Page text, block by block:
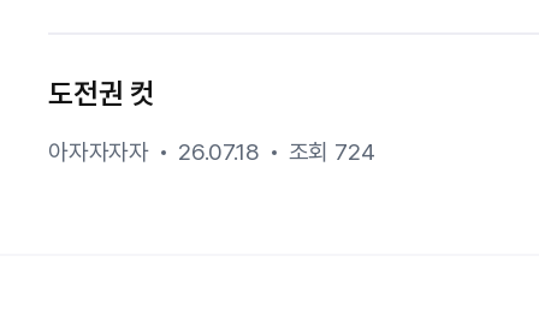
도전권 컷
아자자자자 26.07.18 조회 724